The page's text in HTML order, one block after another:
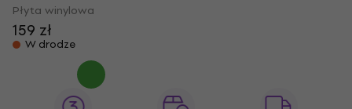
Płyta winylowa
159 zł
W drodze